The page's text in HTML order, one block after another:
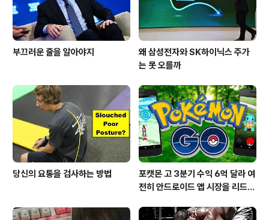
부끄러운 줄을 알아야지
왜 삼성전자와 SK하이닉스 주가
는 못 오를까
당신의 요통을 검사하는 방법
포캣몬 고 3분기 수익 6억 달라 여
전히 안드로이드 앱 시장을 리드